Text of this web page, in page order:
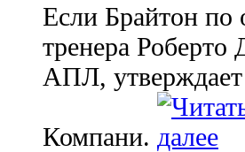
Если Брайтон по
тренера Роберто
АПЛ,
Компани.